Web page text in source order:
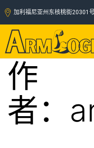
加利福尼亚州东核桃街20301
作
者：